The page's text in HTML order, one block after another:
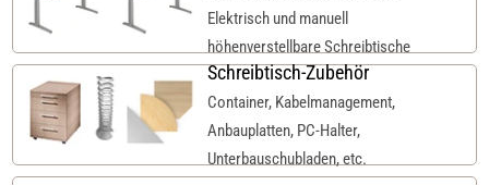
Elektrisch und manuell
höhenverstellbare Schreibtische
Schreibtisch-Zubehör
Container, Kabelmanagement,
Anbauplatten, PC-Halter,
Unterbauschubladen, etc.